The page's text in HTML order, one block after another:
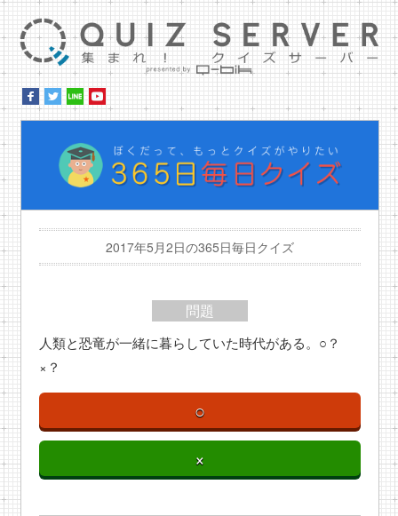
2017年5月2日の365日毎日クイズ
問題
人類と恐竜が一緒に暮らしていた時代がある。○？
×？
○
×